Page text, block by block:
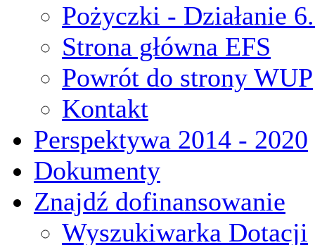
Pożyczki - Działanie
Strona główna EFS
Powrót do strony WUP
Kontakt
Perspektywa 2014 - 2020
Dokumenty
Znajdź dofinansowanie
Wyszukiwarka Dotacji